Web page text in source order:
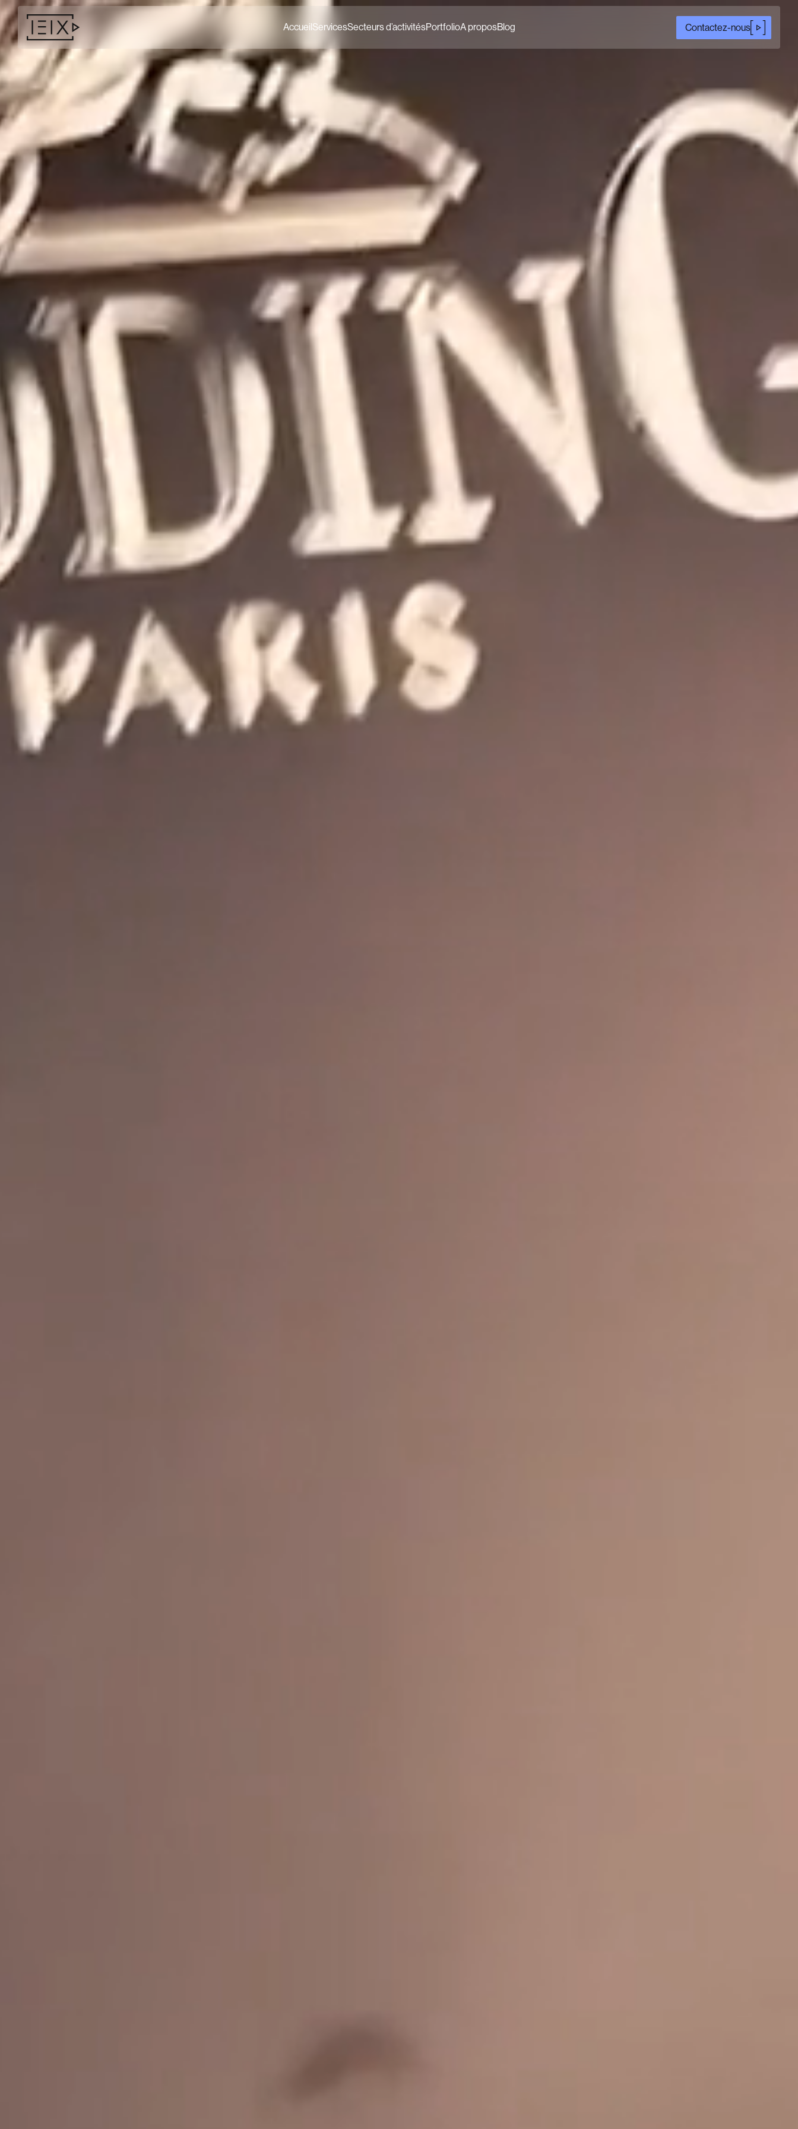
AccueilServicesSecteurs d’activitésPortfolioA proposBlog Contactez-nous